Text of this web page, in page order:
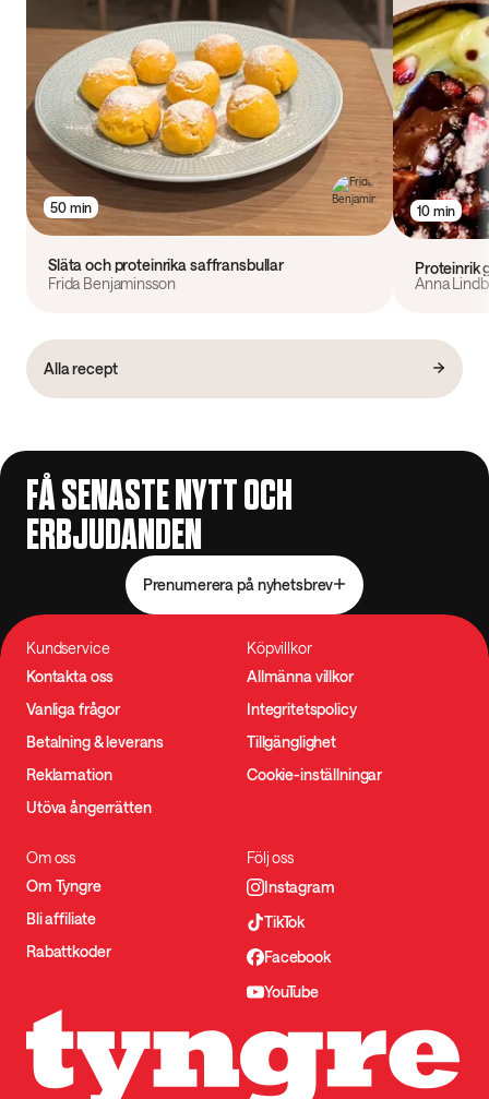
50 min
Släta och proteinrika saffransbullar
Frida Benjaminsson
10 min
Proteinrik
Anna
Alla recept
FÅ SENASTE NYTT OCH
ERBJUDANDEN
Prenumerera på nyhetsbrev
Kundservice
Kontakta oss
Vanliga frågor
Betalning & leverans
Reklamation
Utöva ångerrätten
Köpvillkor
Allmänna villkor
Integritetspolicy
Tillgänglighet
Cookie-inställningar
Om oss
Om Tyngre
Bli affiliate
Rabattkoder
Följ oss
Instagram
TikTok
Facebook
YouTube